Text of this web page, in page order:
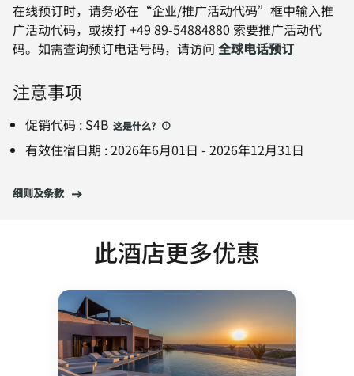
在线预订时，请务必在“企业/推广活动代码”框中输入推
广活动代码，或拨打 +49 89-54884880 索要推广活动代
码。如需查询预订电话号码，请访问 全球电话预订
注意事项
促销代码 : S4B 这是什么?
有效住宿日期 :2026年6月01日 - 2026年12月31日
细则及条款
此酒店更多优惠